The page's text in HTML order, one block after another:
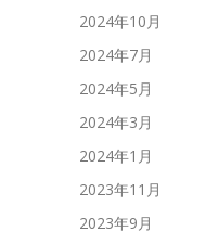
2024年10月
2024年7月
2024年5月
2024年3月
2024年1月
2023年11月
2023年9月